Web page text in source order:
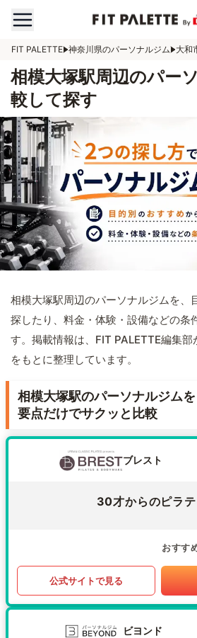
FIT PALETTE 神奈川県のパーソナルジム 大和
相模大塚駅周辺のパー
較して探す
相模大塚駅周辺のパーソナルジムを、
探したり、料金・体験・設備などの条
す。掲載情報は、FIT PALETTE編集
をもとに整理しています。
相模大塚駅のパーソナルジムを
要点だけでサクッと比較
ブレスト
30才からのピラ
おすす
公式サイトで見る
ビヨンド